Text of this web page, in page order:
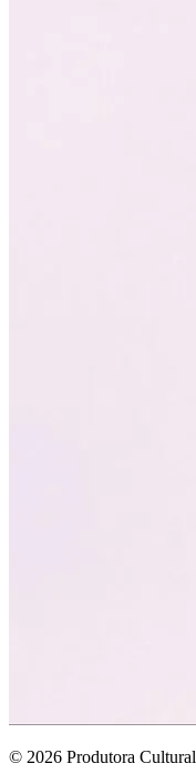
© 2026 Produtora Cultural